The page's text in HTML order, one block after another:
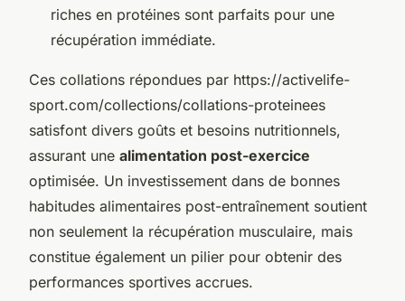
riches en protéines sont parfaits pour une
récupération immédiate.
Ces collations répondues par https://activelife-
sport.com/collections/collations-proteinees
satisfont divers goûts et besoins nutritionnels,
assurant une alimentation post-exercice
optimisée. Un investissement dans de bonnes
habitudes alimentaires post-entraînement soutient
non seulement la récupération musculaire, mais
constitue également un pilier pour obtenir des
performances sportives accrues.